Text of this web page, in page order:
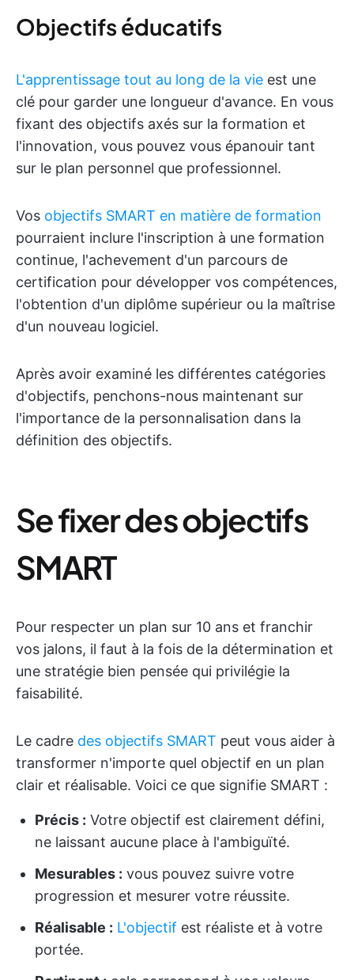
Objectifs éducatifs
L'apprentissage tout au long de la vie est une
clé pour garder une longueur d'avance. En vous
fixant des objectifs axés sur la formation et
l'innovation, vous pouvez vous épanouir tant
sur le plan personnel que professionnel.
Vos objectifs SMART en matière de formation
pourraient inclure l'inscription à une formation
continue, l'achevement d'un parcours de
certification pour développer vos compétences,
l'obtention d'un diplôme supérieur ou la maîtrise
d'un nouveau logiciel.
Après avoir examiné les différentes catégories
d'objectifs, penchons-nous maintenant sur
l'importance de la personnalisation dans la
définition des objectifs.
Se fixer des objectifs
SMART
Pour respecter un plan sur 10 ans et franchir
vos jalons, il faut à la fois de la détermination et
une stratégie bien pensée qui privilégie la
faisabilité.
Le cadre des objectifs SMART peut vous aider à
transformer n'importe quel objectif en un plan
clair et réalisable. Voici ce que signifie SMART :
Précis : Votre objectif est clairement défini,
ne laissant aucune place à l'ambiguïté.
Mesurables : vous pouvez suivre votre
progression et mesurer votre réussite.
Réalisable : L'objectif est réaliste et à votre
portée.